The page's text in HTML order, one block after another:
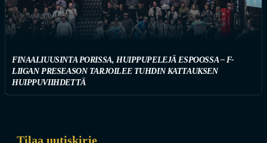
FINAALIUUSINTA PORISSA, HUIPPUPELEJÄ ESPOOSSA – F-
LIIGAN PRESEASON TARJOILEE TUHDIN KATTAUKSEN
HUIPPUVIIHDETTÄ
Tilaa uutiskirje